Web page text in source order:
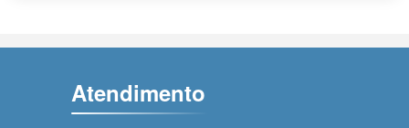
Atendimento